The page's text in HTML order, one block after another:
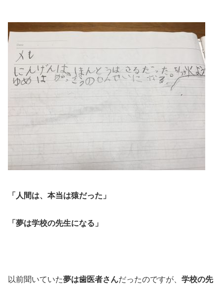
「人間は、本当は猿だった」
「夢は学校の先生になる」
以前聞いていた夢は歯医者さんだったのですが、 学校の先